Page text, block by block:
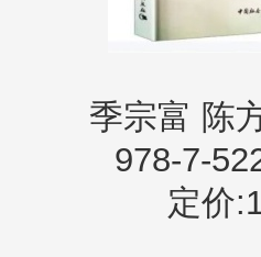
季宗富 陈
978-7-
定价